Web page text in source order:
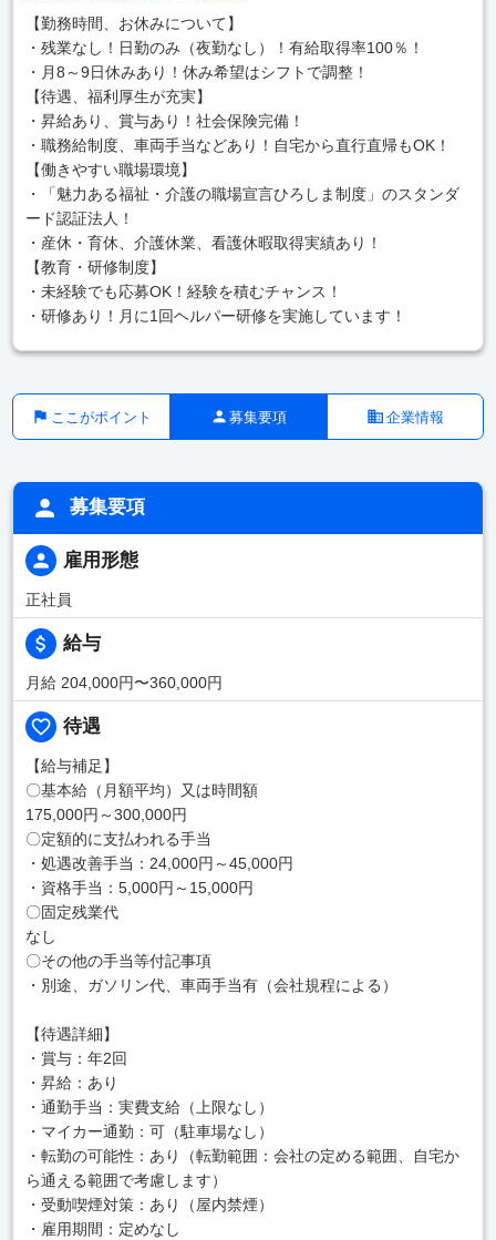
【勤務時間、お休みについて】
・残業なし！日勤のみ（夜勤なし）！有給取得率100％！
・月8～9日休みあり！休み希望はシフトで調整！
【待遇、福利厚生が充実】
・昇給あり、賞与あり！社会保険完備！
・職務給制度、車両手当などあり！自宅から直行直帰もOK！
【働きやすい職場環境】
・「魅力ある福祉・介護の職場宣言ひろしま制度」のスタンダ
ード認証法人！
・産休・育休、介護休業、看護休暇取得実績あり！
【教育・研修制度】
・未経験でも応募OK！経験を積むチャンス！
・研修あり！月に1回ヘルパー研修を実施しています！
ここがポイント 募集要項 企業情報
募集要項
雇用形態
正社員
給与
月給 204,000円〜360,000円
待遇
【給与補足】
〇基本給（月額平均）又は時間額
175,000円～300,000円
〇定額的に支払われる手当
・処遇改善手当：24,000円～45,000円
・資格手当：5,000円～15,000円
〇固定残業代
なし
〇その他の手当等付記事項
・別途、ガソリン代、車両手当有（会社規程による）
【待遇詳細】
・賞与：年2回
・昇給：あり
・通勤手当：実費支給（上限なし）
・マイカー通勤：可（駐車場なし）
・転勤の可能性：あり（転勤範囲：会社の定める範囲、自宅か
ら通える範囲で考慮します）
・受動喫煙対策：あり（屋内禁煙）
・雇用期間：定めなし